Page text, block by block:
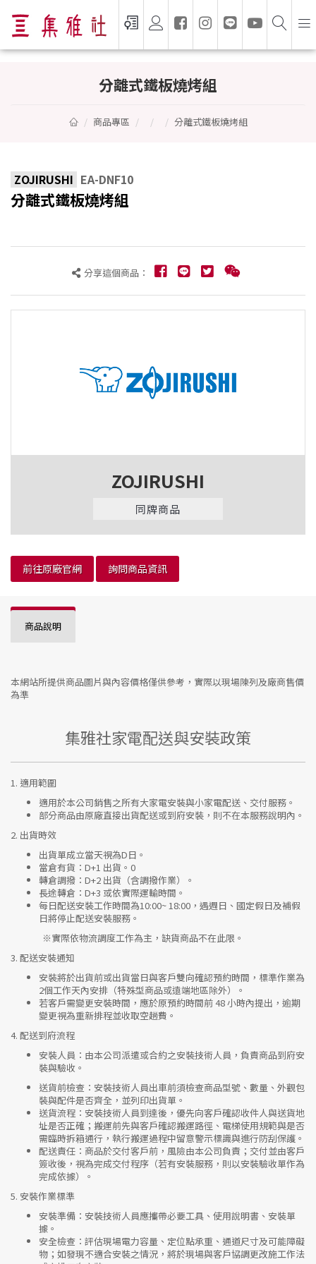
分離式鐵板燒烤組 - ZOJIRUSHI
分離式鐵板燒烤組
商品專區 分離式鐵板燒烤組
ZOJIRUSHI EA-DNF10
分離式鐵板燒烤組
分享這個商品：
ZOJIRUSHI
同牌商品
前往原廠官網 詢問商品資訊
商品說明
本網站所提供商品圖片與內容價格僅供參考，實際以現場陳列及廠商售價
為準
集雅社家電配送與安裝政策
1. 適用範圍
適用於本公司銷售之所有大家電安裝與小家電配送、交付服務。
部分商品由原廠直接出貨配送或到府安裝，則不在本服務說明內。
2. 出貨時效
出貨單成立當天視為D日。
當倉有貨： D+1 出貨。0
轉倉調撥： D+2 出貨（含調撥作業）。
長途轉倉： D+3 或依實際運輸時間。
每日配送安裝工作時間為10:00~ 18:00，遇週日、國定假日及補假
日將停止配送安裝服務。
※實際依物流調度工作為主，缺貨商品不在此限。
3. 配送安裝通知
安裝將於出貨前或出貨當日與客戶雙向確認預約時間，標準作業為
2個工作天內安排（特殊型商品或遠端地區除外）。
若客戶需變更安裝時間，應於原預約時間前 48 小時內提出，逾期
變更視為重新排程並收取空趟費。
4. 配送到府流程
安裝人員 ：由本公司派遣或合約之安裝技術人員，負責商品到府安
裝與驗收。
送貨前檢查 ：安裝技術人員出車前須檢查商品型號、數量、外觀包
裝與配件是否齊全，並列印出貨單。
送貨流程 ：安裝技術人員到達後，優先向客戶確認收件人與送貨地
址是否正確；搬運前先與客戶確認搬運路徑、電梯使用規範與是否
需臨時拆箱通行，執行搬運過程中留意警示標識與進行防刮保護。
配送責任 ：商品於交付客戶前，風險由本公司負責；交付並由客戶
簽收後，視為完成交付程序（若有安裝服務，則以安裝驗收單作為
完成依據）。
5. 安裝作業標準
安裝準備 ：安裝技術人員應攜帶必要工具、使用說明書、安裝單
據。
安全檢查 ：評估現場電力容量、定位點承重、通道尺寸及可能障礙
物；如發現不適合安裝之情況，將於現場與客戶協調更改施工作法